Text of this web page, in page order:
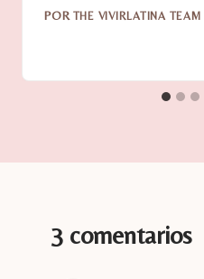
POR THE VIVIRLATINA TEAM
3 comentarios